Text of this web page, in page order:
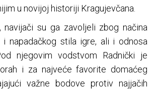
u novijoj historiji Kragujevčana.
navijači su ga zavoljeli zbog načina
i napadačkog stila igre, ali i odnosa
njegovim vodstvom Radnički je
i za najveće favorite domaćeg
važne bodove protiv najjačih